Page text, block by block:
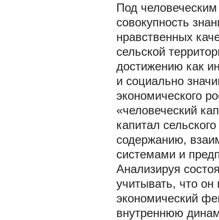
Под
совокупность
нравственных
сельской
достижению как
и социально
экономического
«человеческий
капитал
содержанию,
системами и
Анализируя
учитывать, что
экономический
внутреннюю